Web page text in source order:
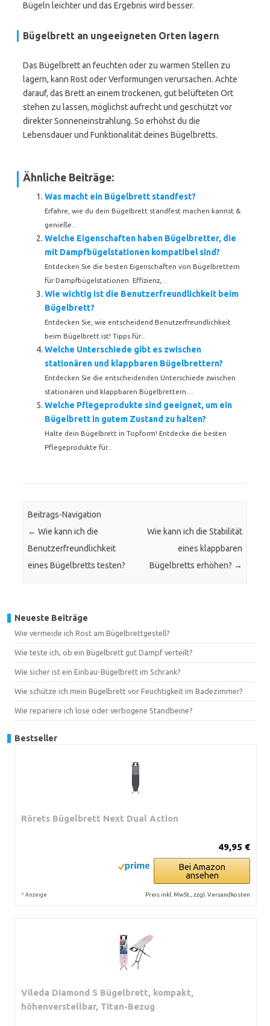
Bügeln leichter und das Ergebnis wird besser.
Bügelbrett an ungeeigneten Orten lagern
Das Bügelbrett an feuchten oder zu warmen Stellen zu
lagern, kann Rost oder Verformungen verursachen. Achte
darauf, das Brett an einem trockenen, gut belüfteten Ort
stehen zu lassen, möglichst aufrecht und geschützt vor
direkter Sonneneinstrahlung. So erhöhst du die
Lebensdauer und Funktionalität deines Bügelbretts.
Ähnliche Beiträge:
Was macht ein Bügelbrett standfest?
Erfahre, wie du dein Bügelbrett standfest machen kannst &
genieße...
Welche Eigenschaften haben Bügelbretter, die
mit Dampfbügelstationen kompatibel sind?
Entdecken Sie die besten Eigenschaften von Bügelbrettern
für Dampfbügelstationen. Effizienz,...
Wie wichtig ist die Benutzerfreundlichkeit beim
Bügelbrett?
Entdecken Sie, wie entscheidend Benutzerfreundlichkeit
beim Bügelbrett ist! Tipps für...
Welche Unterschiede gibt es zwischen
stationären und klappbaren Bügelbrettern?
Entdecken Sie die entscheidenden Unterschiede zwischen
stationären und klappbaren Bügelbrettern....
Welche Pflegeprodukte sind geeignet, um ein
Bügelbrett in gutem Zustand zu halten?
Halte dein Bügelbrett in Topform! Entdecke die besten
Pflegeprodukte für...
Beitrags-Navigation
← Wie kann ich die
Benutzerfreundlichkeit
eines Bügelbretts testen?
Wie kann ich die Stabilität
eines klappbaren
Bügelbretts erhöhen? →
Neueste Beiträge
Wie vermeide ich Rost am Bügelbrettgestell?
Wie teste ich, ob ein Bügelbrett gut Dampf verteilt?
Wie sicher ist ein Einbau-Bügelbrett im Schrank?
Wie schütze ich mein Bügelbrett vor Feuchtigkeit im Badezimmer?
Wie repariere ich lose oder verbogene Standbeine?
Bestseller
Rörets Bügelbrett Next Dual Action
49,95 €
Bei Amazon
ansehen
* Anzeige Preis inkl. MwSt., zzgl. Versandkosten
Vileda Diamond S Bügelbrett, kompakt,
höhenverstellbar, Titan-Bezug